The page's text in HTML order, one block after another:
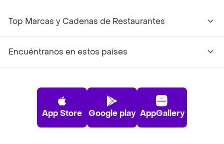
Top Marcas y Cadenas de Restaurantes
Encuéntranos en estos países
App Store Google play AppGallery